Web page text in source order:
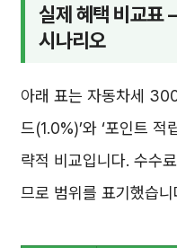
실제 혜택 비교표
시나리오
아래 표는 자동차세
드(1.0%)’와 ‘포인트 적
략적 비교입니다. 수수
므로 범위를 표기했습니